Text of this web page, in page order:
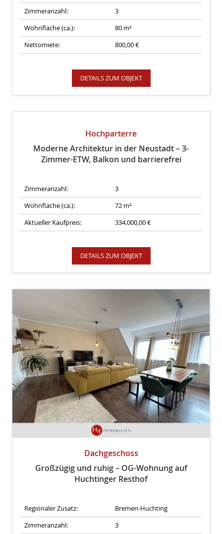
Zimmeranzahl:
3
Wohnfläche (ca.):
80 m²
Nettomiete:
800,00 €
DETAILS ZUM OBJEKT
Hochparterre
Moderne Architektur in der Neustadt – 3-
Zimmer-ETW, Balkon und barrierefrei
Zimmeranzahl:
3
Wohnfläche (ca.):
72 m²
Aktueller Kaufpreis:
334.000,00 €
DETAILS ZUM OBJEKT
Dachgeschoss
Großzügig und ruhig – OG-Wohnung auf
Huchtinger Resthof
Regionaler Zusatz:
Bremen-Huchting
Zimmeranzahl:
3